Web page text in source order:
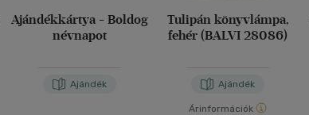
Ajándékkártya - Boldog
névnapot
Ajándék
Tulipán könyvlámpa,
fehér (BALVI 28086)
Ajándék
Árinformációk